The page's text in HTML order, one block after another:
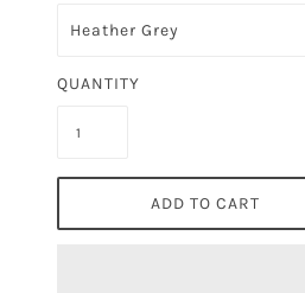
QUANTITY
ADD TO CART